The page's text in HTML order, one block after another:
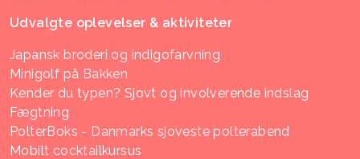
Udvalgte oplevelser & aktiviteter
Japansk broderi og indigofarvning
Minigolf på Bakken
Kender du typen? Sjovt og involverende indslag
Fægtning
PolterBoks - Danmarks sjoveste polterabend
Mobilt cocktailkursus